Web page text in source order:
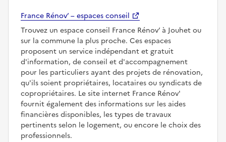
France Rénov’ – espaces conseil
Trouvez un espace conseil France Rénov’ à Jouhet ou
sur la commune la plus proche. Ces espaces
proposent un service indépendant et gratuit
d'information, de conseil et d'accompagnement
pour les particuliers ayant des projets de rénovation,
qu'ils soient propriétaires, locataires ou syndicats de
copropriétaires. Le site internet France Rénov'
fournit également des informations sur les aides
financières disponibles, les types de travaux
pertinents selon le logement, ou encore le choix des
professionnels.